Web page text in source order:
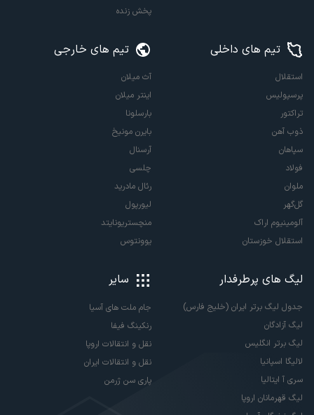
پخش زنده
تیم های داخلی
استقلال
پرسپولیس
تراکتور
ذوب آهن
سپاهان
فولاد
ملوان
گل‌گهر
آلومینیوم اراک
استقلال خوزستان
تیم های خارجی
آث میلان
اینتر میلان
بارسلونا
بایرن مونیخ
آرسنال
چلسی
رئال مادرید
لیورپول
منچستریونایتد
یوونتوس
لیگ های پرطرفدار
جدول لیگ برتر ایران (خلیج فارس)
لیگ آزادگان
لیگ برتر انگلیس
لالیگا اسپانیا
سری آ ایتالیا
لیگ قهرمانان اروپا
سایر
جام ملت های آسیا
رنکینگ فیفا
نقل و انتقالات اروپا
نقل و انتقالات ایران
پاری سن ژرمن